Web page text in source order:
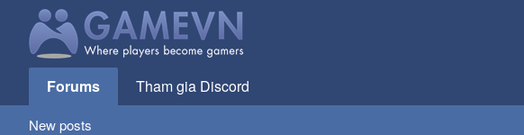
Forums Tham gia Discord
New posts